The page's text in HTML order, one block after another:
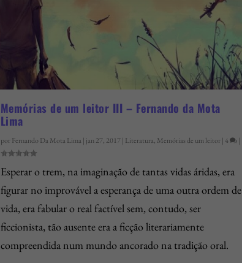
Memórias de um leitor III – Fernando da Mota
Lima
porFernando Da Mota Lima | jan 27, 2017 | Literatura, Memórias de um leitor| 4 |
Esperar o trem, na imaginação de tantas vidas áridas, era
figurar no improvável a esperança de uma outra ordem de
vida, era fabular o real factível sem, contudo, ser
ficcionista, tão ausente era a ficção literariamente
compreendida num mundo ancorado na tradição oral.